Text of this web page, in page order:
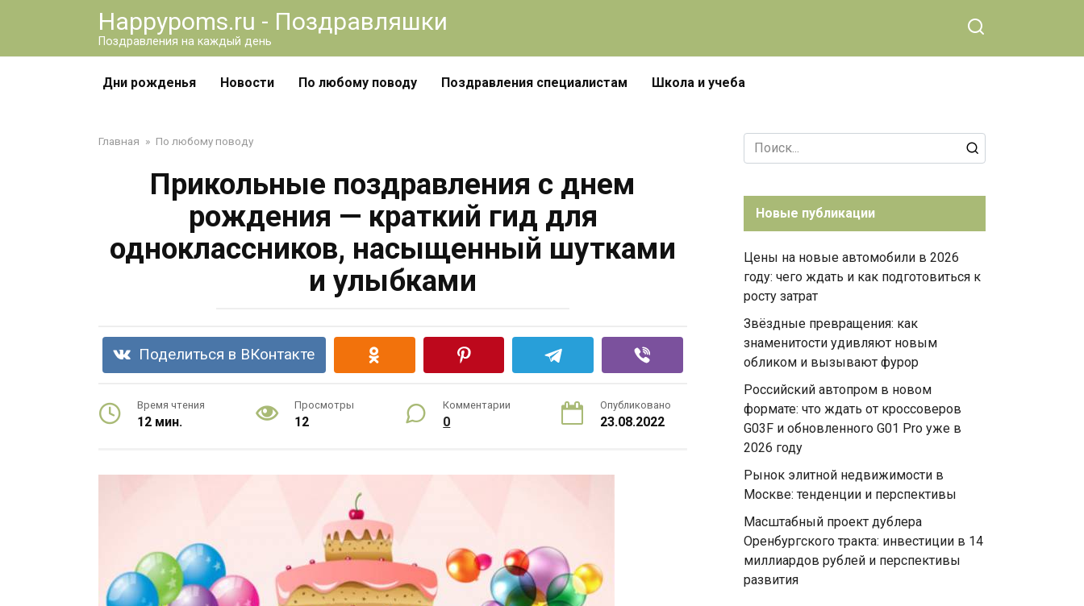
Happypoms.ru - Поздравляшки
Поздравления на каждый день
Дни рожденья Новости По любому поводу Поздравления специалистам Школа и учеба
Главная » По любому поводу
Прикольные поздравления с днем
рождения — краткий гид для
одноклассников, насыщенный шутками
и улыбками
Поделиться в ВКонтакте
Время чтения
12 мин.
Просмотры
12
Комментарии
0
Опубликовано
23.08.2022
Search
for:
Новые публикации
Цены на новые автомобили в 2026
году: чего ждать и как подготовиться к
росту затрат
Звёздные превращения: как
знаменитости удивляют новым
обликом и вызывают фурор
Российский автопром в новом
формате: что ждать от кроссоверов
G03F и обновленного G01 Pro уже в
2026 году
Рынок элитной недвижимости в
Москве: тенденции и перспективы
Масштабный проект дублера
Оренбургского тракта: инвестиции в 14
миллиардов рублей и перспективы
развития